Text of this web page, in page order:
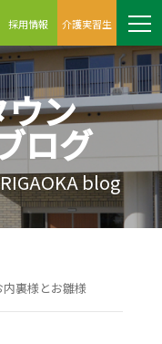
採用情報 介護実習生
ン
ログ
blog
内裏様とお雛様